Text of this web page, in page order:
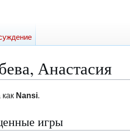
Анастасия
Nansi.
игры